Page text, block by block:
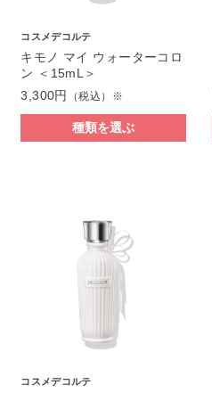
コスメデコルテ
キモノ マイ ウォーターコロ
ン ＜15mL＞
3,300円
（税込）※
種類を選ぶ
コスメデコルテ